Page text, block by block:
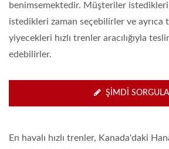
benimsemektedir. Müşteriler
istedikleri zaman seçebilirler ve ayrıca
yiyecekleri hızlı trenler aracılığıyla
edebilirler.
ŞIMDI SORGULA
En havalı hızlı trenler, Kanada'daki